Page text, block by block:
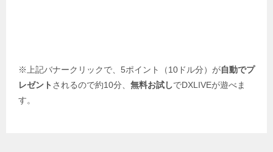
※上記バナークリックで、5ポイント（10ドル分）が自動でプ
レゼント されるので約10分、 無料お試しでDXLIVEが遊べま
す。